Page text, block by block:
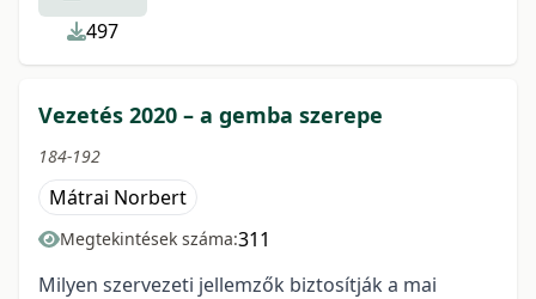
497
Vezetés 2020 – a gemba szerepe
184-192
Mátrai Norbert
Megtekintések száma:311
Milyen szervezeti jellemzők biztosítják a mai